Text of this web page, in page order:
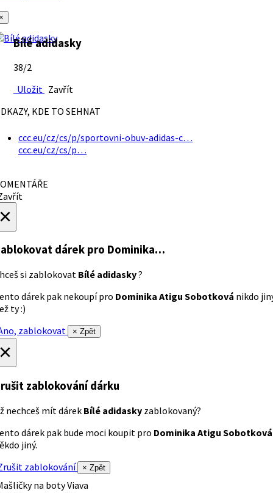
Bílé adidasky
38/2
Uložit Zavřít
KDE TO SEHNAT
ccc.eu/cz/cs/p/sportovni-obuv-adidas-c…
ccc.eu/cz/cs/p…
dárek pro Dominika…
si zablokovat Bílé adidasky?
dárek pak nekoupí pro Dominika Atigu Sobotková nikdo
ty :)
zablokovat
× Zpět
zablokování dárku
nechceš mít dárek Bílé adidasky zablokovaný?
dárek pak bude moci koupit pro Dominika Atigu Sobotková
jiný.
zablokování
× Zpět